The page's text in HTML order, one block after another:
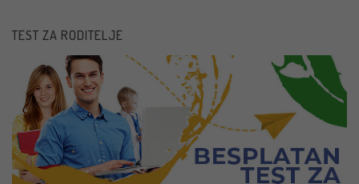
TEST ZA RODITELJE